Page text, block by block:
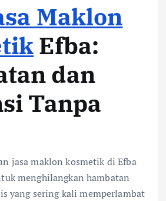
Maklon
Efba:
dan
Tanpa
jasa maklon kosmetik di Efba
menghilangkan hambatan
yang sering kali memperlambat